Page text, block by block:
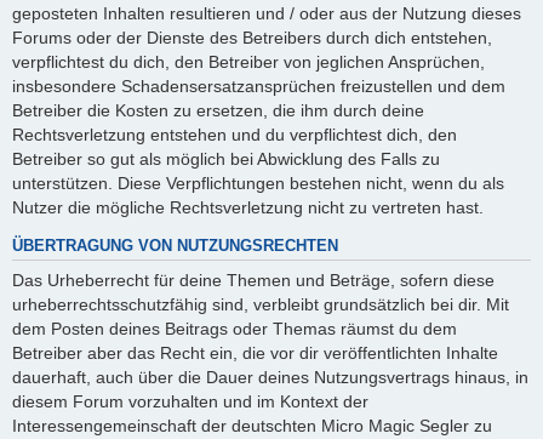
geposteten Inhalten resultieren und / oder aus der Nutzung dieses
Forums oder der Dienste des Betreibers durch dich entstehen,
verpflichtest du dich, den Betreiber von jeglichen Ansprüchen,
insbesondere Schadensersatzansprüchen freizustellen und dem
Betreiber die Kosten zu ersetzen, die ihm durch deine
Rechtsverletzung entstehen und du verpflichtest dich, den
Betreiber so gut als möglich bei Abwicklung des Falls zu
unterstützen. Diese Verpflichtungen bestehen nicht, wenn du als
Nutzer die mögliche Rechtsverletzung nicht zu vertreten hast.
ÜBERTRAGUNG VON NUTZUNGSRECHTEN
Das Urheberrecht für deine Themen und Beträge, sofern diese
urheberrechtsschutzfähig sind, verbleibt grundsätzlich bei dir. Mit
dem Posten deines Beitrags oder Themas räumst du dem
Betreiber aber das Recht ein, die vor dir veröffentlichten Inhalte
dauerhaft, auch über die Dauer deines Nutzungsvertrags hinaus, in
diesem Forum vorzuhalten und im Kontext der
Interessengemeinschaft der deutschten Micro Magic Segler zu